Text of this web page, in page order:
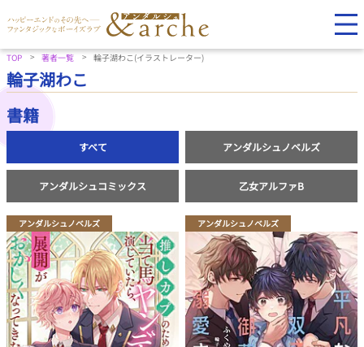
TOP 著者一覧 輪子湖わこ(イラストレーター)
輪子湖わこ
書籍
すべて アンダルシュノベルズ
アンダルシュコミックス 乙女アルファB
アンダルシュノベルズ アンダルシュノベルズ